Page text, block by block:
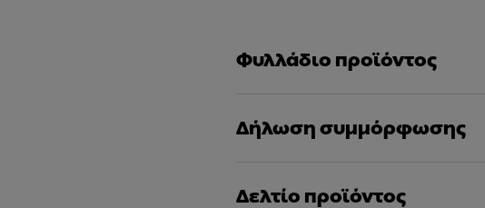
Φυλλάδιο προϊόντος
Δήλωση συμμόρφωσης
Δελτίο προϊόντος